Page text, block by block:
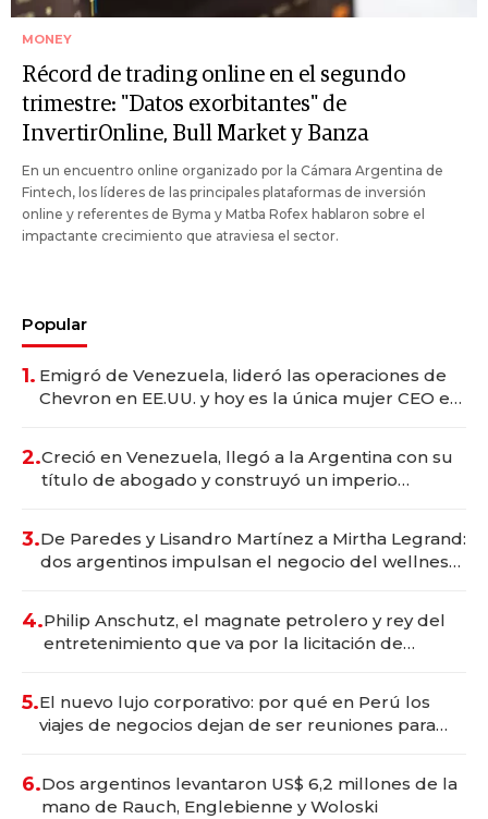
MONEY
Récord de trading online en el segundo
trimestre: "Datos exorbitantes" de
InvertirOnline, Bull Market y Banza
En un encuentro online organizado por la Cámara Argentina de
Fintech, los líderes de las principales plataformas de inversión
online y referentes de Byma y Matba Rofex hablaron sobre el
impactante crecimiento que atraviesa el sector.
Popular
1. Emigró de Venezuela, lideró las operaciones de
Chevron en EE.UU. y hoy es la única mujer CEO en
2.Creció en Venezuela, llegó a la Argentina con su
título de abogado y construyó un imperio
3.De Paredes y Lisandro Martínez a Mirtha Legrand:
dos argentinos impulsan el negocio del wellness
4.Philip Anschutz, el magnate petrolero y rey del
entretenimiento que va por la licitación de
5.El nuevo lujo corporativo: por qué en Perú los
viajes de negocios dejan de ser reuniones para
6.Dos argentinos levantaron US$ 6,2 millones de la
mano de Rauch, Englebienne y Woloski